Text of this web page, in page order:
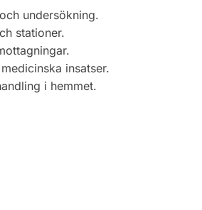
undersökning.
stationer.
insatser.
i hemmet.